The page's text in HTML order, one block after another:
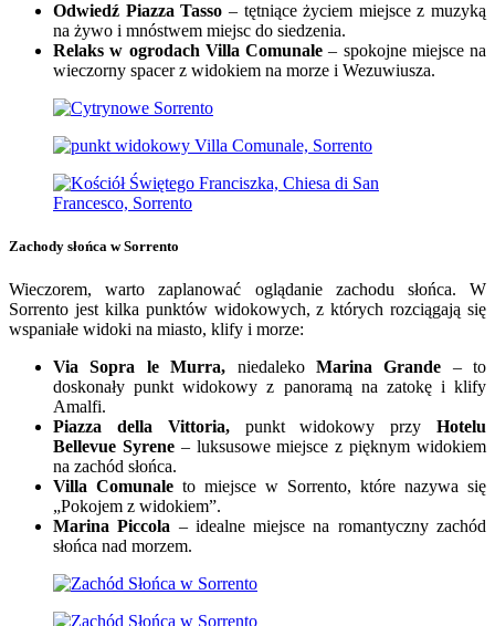
Odwiedź Piazza Tasso – tętniące życiem miejsce z muzyką
na żywo i mnóstwem miejsc do siedzenia.
Relaks w ogrodach Villa Comunale – spokojne miejsce na
wieczorny spacer z widokiem na morze i Wezuwiusza.
Zachody słońca w Sorrento
Wieczorem, warto zaplanować oglądanie zachodu słońca. W
Sorrento jest kilka punktów widokowych, z których rozciągają się
wspaniałe widoki na miasto, klify i morze:
Via Sopra le Murra, niedalekoMarina Grande – to
doskonały punkt widokowy z panoramą na zatokę i klify
Amalfi.
Piazza della Vittoria, punkt widokowy przy Hotelu
Bellevue Syrene– luksusowe miejsce z pięknym widokiem
na zachód słońca.
Villa Comunale to miejsce w Sorrento, które nazywa się
„Pokojem z widokiem”.
Marina Piccola – idealne miejsce na romantyczny zachód
słońca nad morzem.